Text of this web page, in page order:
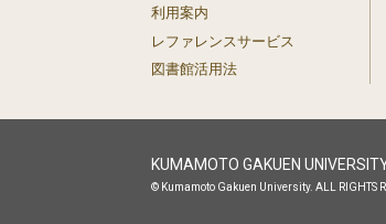
利用案内
レファレンスサービス
図書館活用法
KUMAMOTO GAKUEN
© Kumamoto Gakuen University. ALL RIGHTS